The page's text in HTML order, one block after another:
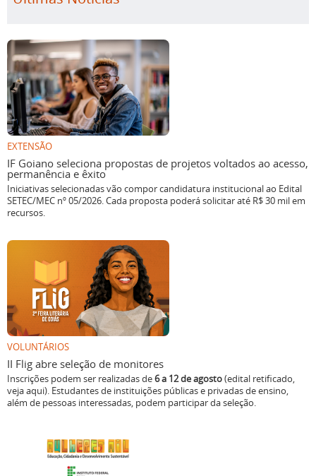
EXTENSÃO
IF Goiano seleciona propostas de projetos voltados ao acesso,
permanência e êxito
Iniciativas selecionadas vão compor candidatura institucional ao Edital
SETEC/MEC nº 05/2026. Cada proposta poderá solicitar até R$ 30 mil em
recursos.
VOLUNTÁRIOS
II Flig abre seleção de monitores
Inscrições podem ser realizadas de6 a 12 de agosto(edital retificado,
veja aqui). Estudantes de instituições públicas e privadas de ensino,
além de pessoas interessadas, podem participar da seleção.